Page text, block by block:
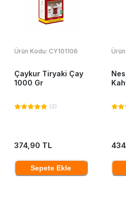
Ürün Kodu: CY101106
Çaykur Tiryaki Çay
1000 Gr
(2)
374,90 TL
Sepete Ekle